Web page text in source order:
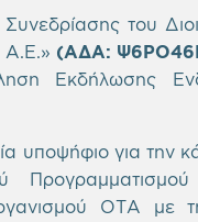
του
Α.Ε.» (ΑΔΑ:
Εκδήλωσης
υποψήφιο για την
ΟΤΑ με